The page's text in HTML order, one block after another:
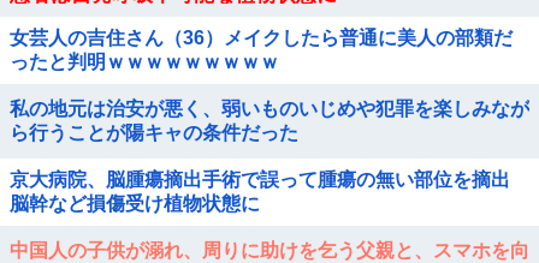
女芸人の吉住さん（36）メイクしたら普通に美人の部類だ
ったと判明ｗｗｗｗｗｗｗｗｗ
私の地元は治安が悪く、弱いものいじめや犯罪を楽しみなが
ら行うことが陽キャの条件だった
京大病院、脳腫瘍摘出手術で誤って腫瘍の無い部位を摘出
脳幹など損傷受け植物状態に
中国人の子供が溺れ、周りに助けを乞う父親と、スマホを向